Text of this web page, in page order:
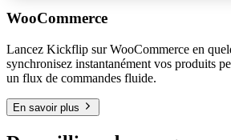
WooCommerce
Lancez Kickflip sur WooCommerce en
synchronisez instantanément vos produits
un flux de commandes fluide.
En savoir plus